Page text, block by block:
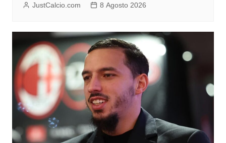
JustCalcio.com 8 Agosto 2026